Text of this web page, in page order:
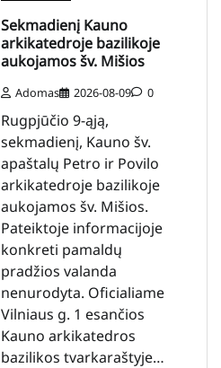
Sekmadienį Kauno
arkikatedroje bazilikoje
aukojamos šv. Mišios
Adomas 2026-08-09 0
Rugpjūčio 9-ąją,
sekmadienį, Kauno šv.
apaštalų Petro ir Povilo
arkikatedroje bazilikoje
aukojamos šv. Mišios.
Pateiktoje informacijoje
konkreti pamaldų
pradžios valanda
nenurodyta. Oficialiame
Vilniaus g. 1 esančios
Kauno arkikatedros
bazilikos tvarkaraštyje…